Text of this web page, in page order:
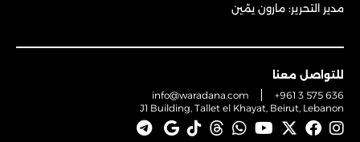
مدير التحرير: مارون يمّين
للتواصل معنا
info@waradana.com
+961 3 575 636
J1 Building, Tallet el Khayat, Beirut, Lebanon